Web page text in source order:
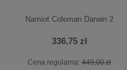
Namiot Coleman Darwin 2
336,75 zł
Cena regularna: 449,00 zł